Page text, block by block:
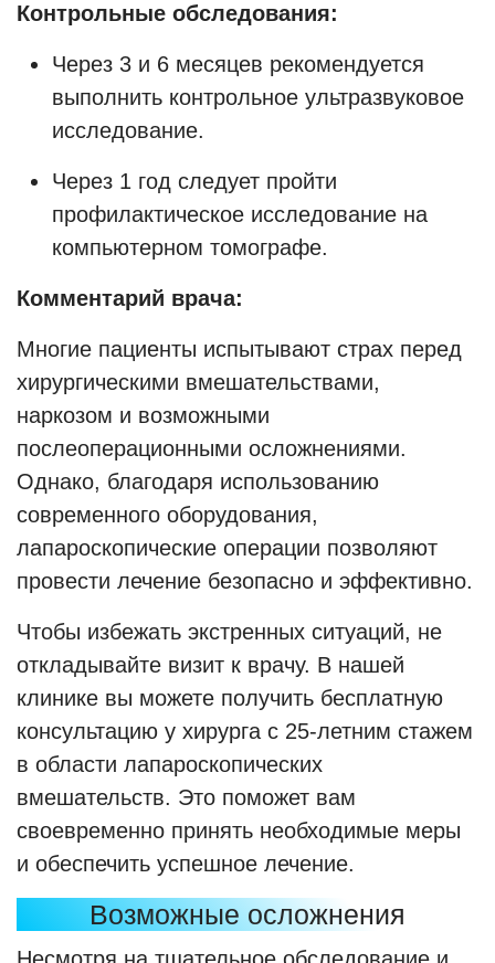
Контрольные обследования:
Через 3 и 6 месяцев рекомендуется
выполнить контрольное ультразвуковое
исследование.
Через 1 год следует пройти
профилактическое исследование на
компьютерном томографе.
Комментарий врача:
Многие пациенты испытывают страх перед
хирургическими вмешательствами,
наркозом и возможными
послеоперационными осложнениями.
Однако, благодаря использованию
современного оборудования,
лапароскопические операции позволяют
провести лечение безопасно и эффективно.
Чтобы избежать экстренных ситуаций, не
откладывайте визит к врачу. В нашей
клинике вы можете получить бесплатную
консультацию у хирурга с 25-летним стажем
в области лапароскопических
вмешательств. Это поможет вам
своевременно принять необходимые меры
и обеспечить успешное лечение.
Возможные осложнения